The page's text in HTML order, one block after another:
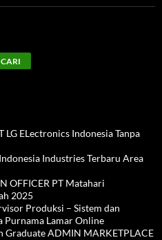
CARI
ELectronics Indonesia Tanpa
Industries Terbaru Area
OFFICER PT Matahari
2025
Produksi – Sistem dan
Purnama Lamar Online
Graduate ADMIN MARKETPLACE